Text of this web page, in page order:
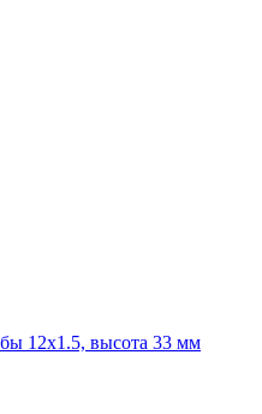
12x1.5, высота 33 мм